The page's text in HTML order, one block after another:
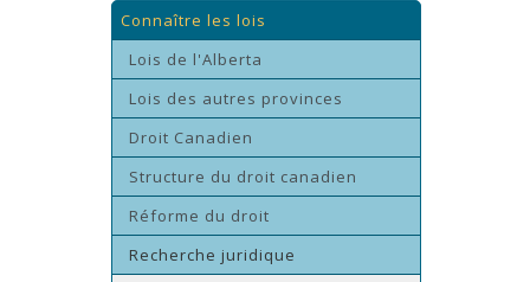
Connaître les lois
Lois de l'Alberta
Lois des autres provinces
Droit Canadien
Structure du droit canadien
Réforme du droit
Recherche juridique